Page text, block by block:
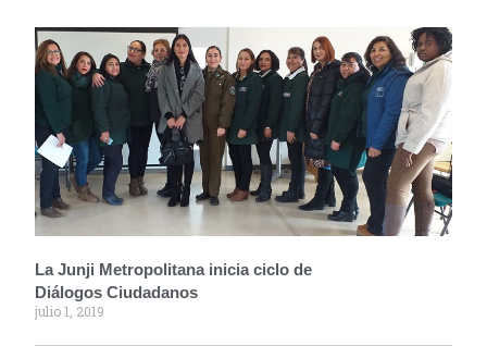
La Junji Metropolitana inicia ciclo de
Diálogos Ciudadanos
julio 1, 2019